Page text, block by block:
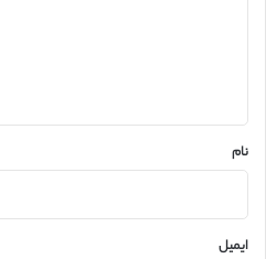
نام
ایمیل